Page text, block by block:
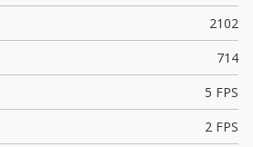
2102
714
5 FPS
2 FPS